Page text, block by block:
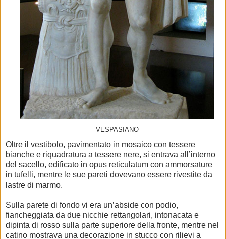
VESPASIANO
Oltre il vestibolo, pavimentato in mosaico con tessere
bianche e riquadratura a tessere nere, si entrava all’interno
del sacello, edificato in opus reticulatum con ammorsature
in tufelli, mentre le sue pareti dovevano essere rivestite da
lastre di marmo.
Sulla parete di fondo vi era un’abside con podio,
fiancheggiata da due nicchie rettangolari, intonacata e
dipinta di rosso sulla parte superiore della fronte, mentre nel
catino mostrava una decorazione in stucco con rilievi a